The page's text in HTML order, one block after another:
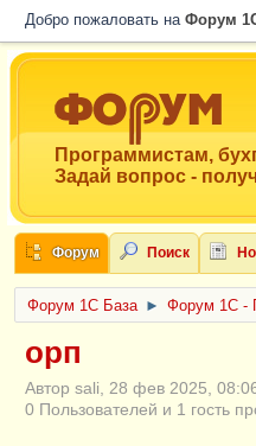
Добро пожаловать на Форум
Программистам,
Задай вопрос -
Форум Поиск
Форум 1C База ► Форум 1С -
орп
Автор sali, 28 фев 2025,
0 Пользователей и 1 гость